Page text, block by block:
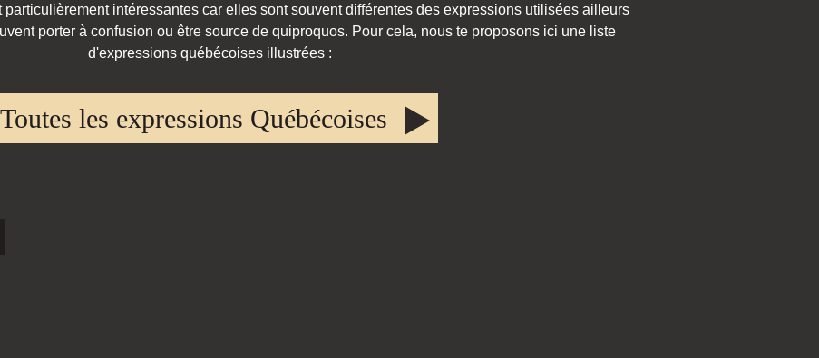
intéressantes car elles sont souvent différentes des expressions utilisées ailleurs
porter à confusion ou être source de quiproquos. Pour cela, nous te proposons ici une liste
d'expressions québécoises illustrées :
Toutes les expressions Québécoises